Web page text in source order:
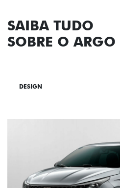
SAIBA TUDO
SOBRE O ARGO
DESIGN